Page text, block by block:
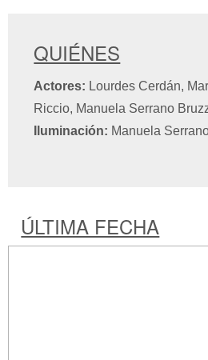
QUIÉNES
Actores: Lourdes Cerdán,
Riccio, Manuela Serrano
Iluminación: Manuela
ÚLTIMA FECHA